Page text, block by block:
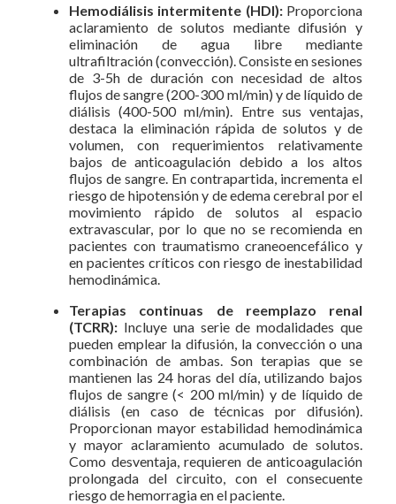
Hemodiálisis intermitente (HDI): Proporciona
aclaramiento de solutos mediante difusión y
eliminación de agua libre mediante
ultrafiltración (convección). Consiste en sesiones
de 3-5h de duración con necesidad de altos
flujos de sangre (200-300 ml/min) y de líquido de
diálisis (400-500 ml/min). Entre sus ventajas,
destaca la eliminación rápida de solutos y de
volumen, con requerimientos relativamente
bajos de anticoagulación debido a los altos
flujos de sangre. En contrapartida, incrementa el
riesgo de hipotensión y de edema cerebral por el
movimiento rápido de solutos al espacio
extravascular, por lo que no se recomienda en
pacientes con traumatismo craneoencefálico y
en pacientes críticos con riesgo de inestabilidad
hemodinámica.
Terapias continuas de reemplazo renal
(TCRR): Incluye una serie de modalidades que
pueden emplear la difusión, la convección o una
combinación de ambas. Son terapias que se
mantienen las 24 horas del día, utilizando bajos
flujos de sangre (< 200 ml/min) y de líquido de
diálisis (en caso de técnicas por difusión).
Proporcionan mayor estabilidad hemodinámica
y mayor aclaramiento acumulado de solutos.
Como desventaja, requieren de anticoagulación
prolongada del circuito, con el consecuente
riesgo de hemorragia en el paciente.